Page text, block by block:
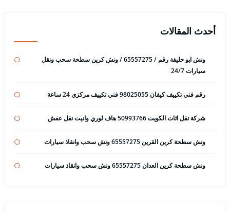
أحدث المقالات
ونش ابو حليفة رقم / 65557275 / ونش كرين سطحة سحب ونقل
سيارات 24/7
رقم فني تكييف كيفان 98025055 فني تكييف مركزي 24 ساعة
شركة نقل اثاث الكويت 50993766 هاف لوري وانيت نقل عفش
ونش سطحة كرين القرين 65557275 ونش سحب وانقاذ سيارات
ونش سطحة كرين العدان 65557275 ونش سحب وانقاذ سيارات